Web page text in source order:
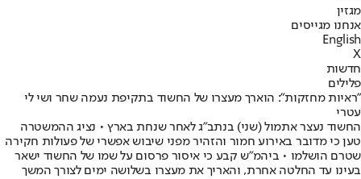
מגזין
אנחנו מגייסים
English
X
חדשות
פלילים
"ראיות מחזקות": הוארך מעצרו של החשוד בתקיפת נעמה שחר ושי לי
עטרי
החשוד נעצר אתמול (שני) בנתב"ג לאחר שנחת בארץ • נציג ההמשטרה
טען כי מדובר באירוע חמור והזהיר מפני שיבוש אפשרי של פעולות חקירה
שטרם הושלמו • ביהמ"ש קבע כי איסור פרסום על שמו של החשוד ישאר
בעינו עד החלטה אחרת, והאריך את מעצרו בשלושה ימים לצורך המשך